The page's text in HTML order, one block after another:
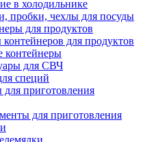
в холодильнике
пробки, чехлы для посуды
для продуктов
для продуктов
контейнеры
для СВЧ
специй
приготовления
для приготовления